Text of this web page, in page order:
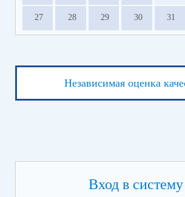
27 28 29 30 31
Независимая оценка
Вход в систему